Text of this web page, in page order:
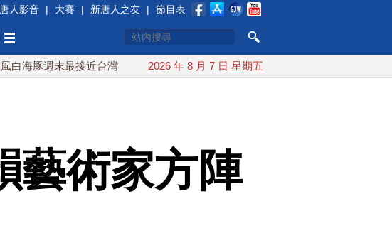
人影音 | 大賽 | 新唐人之友 | 節目表
末最接近台灣 最快9日可能登陸中國 台灣漢光首結合城鎮演習 AIT連續發文
2026 年 8 月 7 日 星期五
藝術家方陣